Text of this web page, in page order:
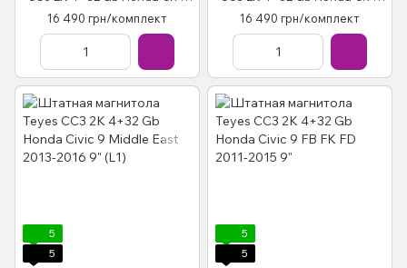
CRV 4 RM RE (9 inch) 2011-
2018 (A) 9"
16 490 грн/комплект
CR-V 3 RE 2006-2012 9"
16 490 грн/комплект
5
5
5
5